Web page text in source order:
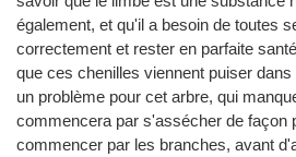
également, et qu'il a besoin de toutes
correctement et rester en parfaite
que ces chenilles viennent puiser
un problème pour cet arbre, qui
commencera par s'assécher de façon
commencer par les branches, avant